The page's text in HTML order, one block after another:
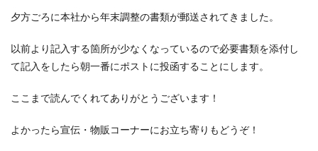
夕方ごろに本社から年末調整の書類が郵送されてきました。
以前より記入する箇所が少なくなっているので必要書類を添付し
て記入をしたら朝一番にポストに投函することにします。
ここまで読んでくれてありがとうございます！
よかったら宣伝・物販コーナーにお立ち寄りもどうぞ！